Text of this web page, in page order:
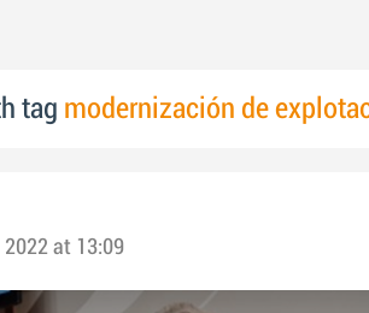
tag modernización de
at 13:09